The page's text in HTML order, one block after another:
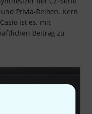
Privia-Reihen. Kern
ist es, mit
Beitrag zu